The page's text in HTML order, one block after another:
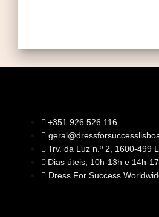
+351 926 526 116
Trv. da Luz n.º 2, 1600-499
Dias úteis, 10h-13h e 14h-
Dress For Success